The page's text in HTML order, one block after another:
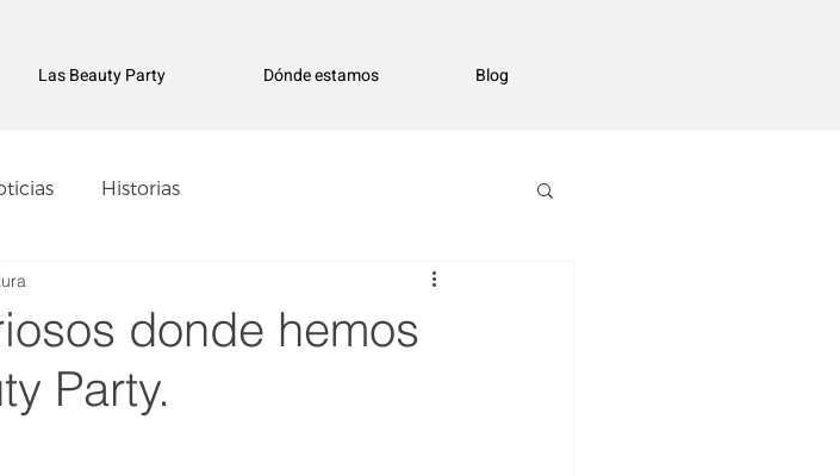
Las Beauty Party Dónde estamos Blog
Historias
donde hemos
Party.